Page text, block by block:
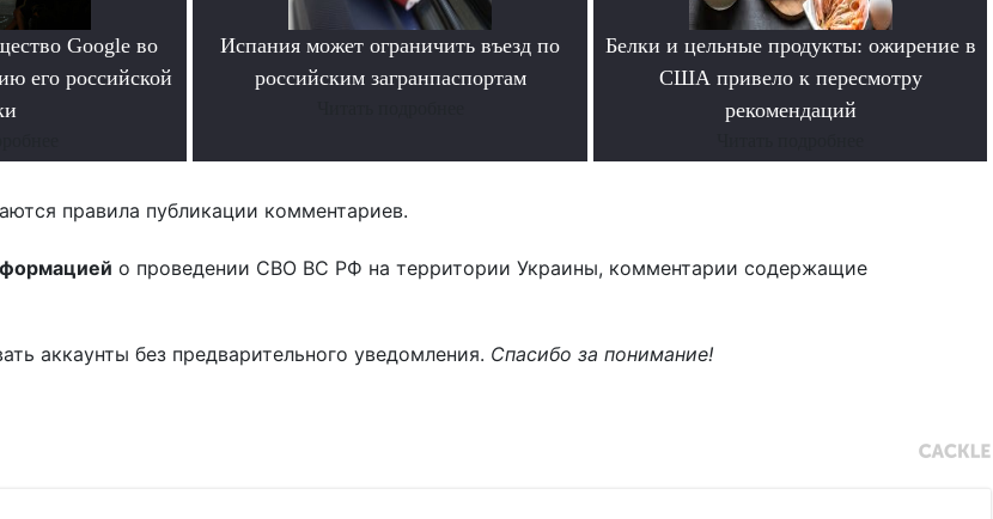
Google во
его российской
Испания может ограничить въезд по
российским загранпаспортам
Белки и цельные продукты: ожирение в
США привело к пересмотру
рекомендаций
правила публикации комментариев.
о проведении СВО ВС РФ на территории Украины, комментарии содержащие
аккаунты без предварительного уведомления. Спасибо за понимание!